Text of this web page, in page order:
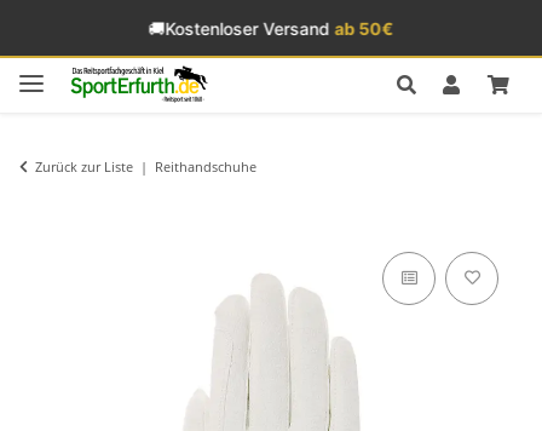
🚚Kostenloser Versandab 50€
Zurück zur Liste Reithandschuhe